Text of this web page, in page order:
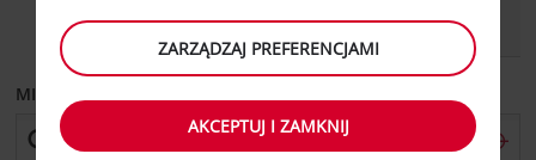
DOSTAWCZY
MIEJSCE ODBIORU
ZARZĄDZAJ PREFERENCJAMI
AKCEPTUJ I ZAMKNIJ